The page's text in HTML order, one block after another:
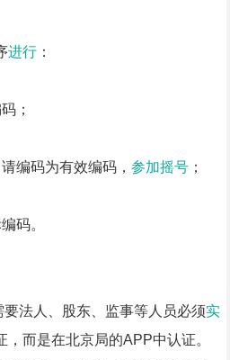
进行：
；
编码为有效编码， 参加摇号；
码。
法人、股东、监事等人员必须实
，而是在北京局的APP中认证。